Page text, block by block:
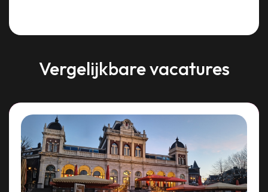
Vergelijkbare vacatures